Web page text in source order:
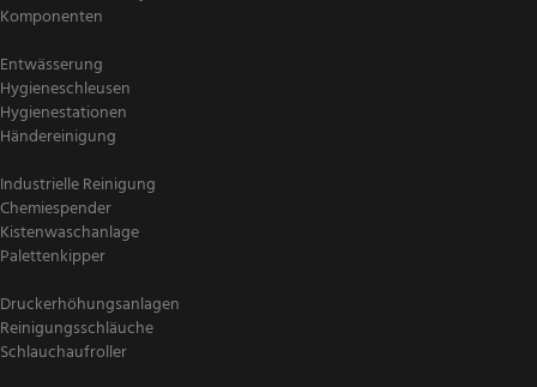
Komponenten
Entwässerung
Hygieneschleusen
Hygienestationen
Händereinigung
Industrielle Reinigung
Chemiespender
Kistenwaschanlage
Palettenkipper
Druckerhöhungsanlagen
Reinigungsschläuche
Schlauchaufroller